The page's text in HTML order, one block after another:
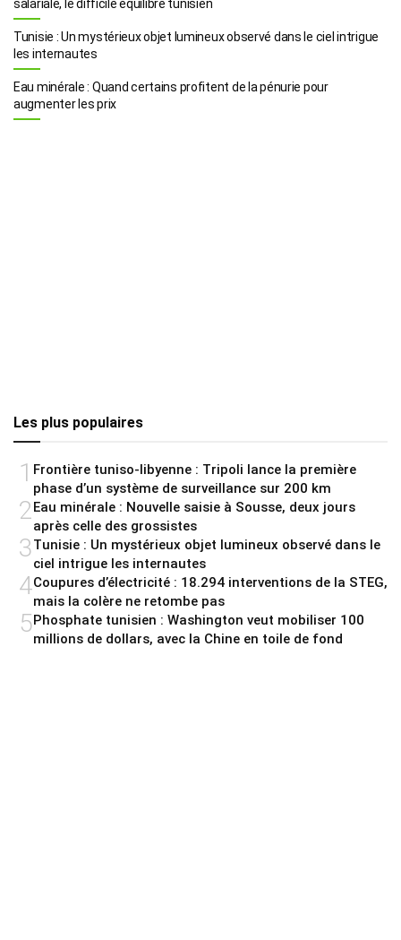
salariale, le difficile équilibre tunisien
Tunisie : Un mystérieux objet lumineux observé dans le ciel intrigue
les internautes
Eau minérale : Quand certains profitent de la pénurie pour
augmenter les prix
Les plus populaires
1 Frontière tuniso-libyenne : Tripoli lance la première
phase d’un système de surveillance sur 200 km
2Eau minérale : Nouvelle saisie à Sousse, deux jours
après celle des grossistes
3Tunisie : Un mystérieux objet lumineux observé dans le
ciel intrigue les internautes
4Coupures d’électricité : 18.294 interventions de la STEG,
mais la colère ne retombe pas
5Phosphate tunisien : Washington veut mobiliser 100
millions de dollars, avec la Chine en toile de fond